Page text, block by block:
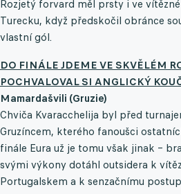
Rozjetý forvard měl prsty i ve
Turecku, když předskočil obránce
vlastní gól.
DO FINÁLE JDEME VE SKVĚLÉM
POCHVALOVAL SI ANGLICKÝ
Mamardašvili (Gruzie)
Chviča Kvaracchelija byl před
Gruzíncem, kterého fanoušci
finále Eura už je tomu však jinak –
svými výkony dotáhl outsidera k
Portugalskem a k senzačnímu